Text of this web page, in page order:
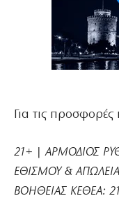
Για τις
21+ | ΑΡΜΟΔΙΟΣ
ΕΘΙΣΜΟΥ &
ΒΟΗΘΕΙΑΣ ΚΕΘΕΑ: